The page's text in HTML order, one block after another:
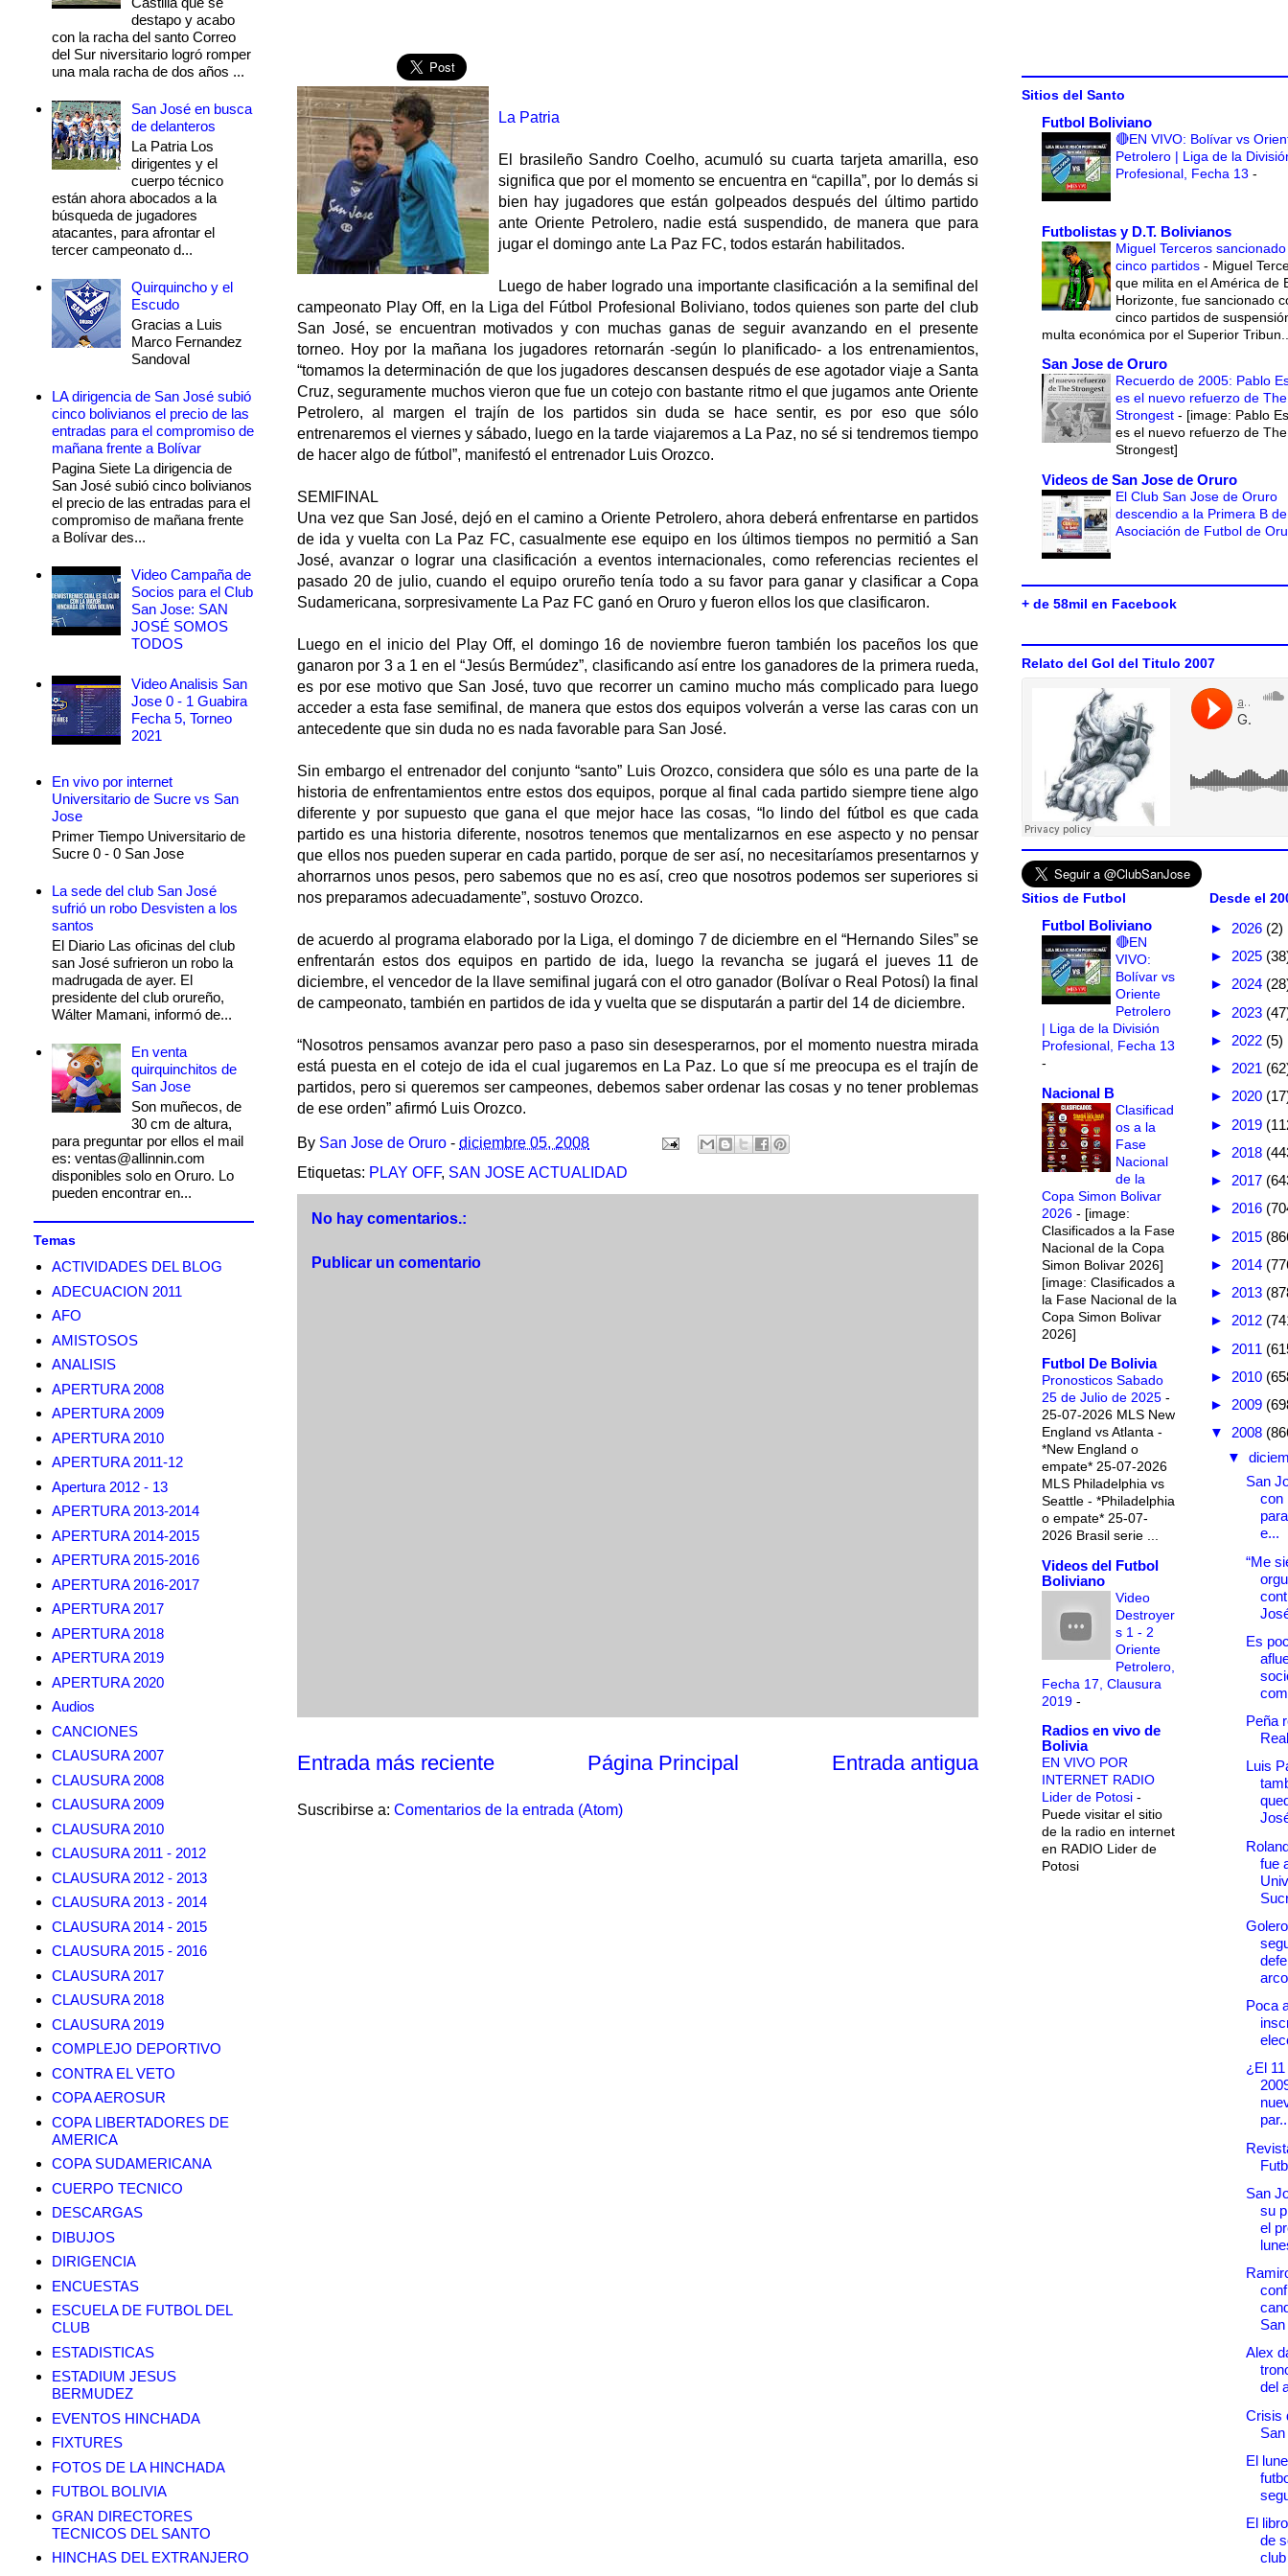
La Patria
El brasileño Sandro Coelho, acumuló su cuarta tarjeta amarilla, eso
significa que por el momento se encuentra en “capilla”, por lo demás si
bien hay jugadores que están golpeados después del último partido
ante Oriente Petrolero, nadie está suspendido, de manera que para
jugar el domingo ante La Paz FC, todos estarán habilitados.
Luego de haber logrado una importante clasificación a la semifinal del
campeonato Play Off, en la Liga del Fútbol Profesional Boliviano, todos quienes son parte del club
San José, se encuentran motivados y con muchas ganas de seguir avanzando en el presente
torneo. Hoy por la mañana los jugadores retornarán -según lo planificado- a los entrenamientos,
“tomamos la determinación de que los jugadores descansen después de ese agotador viaje a Santa
Cruz, seguramente muchos vieron que fue un cotejo con bastante ritmo el que jugamos ante Oriente
Petrolero, al margen el trajín de los partidos sin duda se hace sentir, es por eso que sólo
entrenaremos el viernes y sábado, luego en la tarde viajaremos a La Paz, no sé si tendremos tiempo
de hacer algo de fútbol”, manifestó el entrenador Luis Orozco.
SEMIFINAL
Una vez que San José, dejó en el camino a Oriente Petrolero, ahora deberá enfrentarse en partidos
de ida y vuelta con La Paz FC, casualmente ese equipo en los últimos tiempos no permitió a San
José, avanzar o lograr una clasificación a eventos internacionales, como referencias recientes el
pasado 20 de julio, cuando el equipo orureño tenía todo a su favor para ganar y clasificar a Copa
Sudamericana, sorpresivamente La Paz FC ganó en Oruro y fueron ellos los que clasificaron.
Luego en el inicio del Play Off, el domingo 16 de noviembre fueron también los paceños los que
ganaron por 3 a 1 en el “Jesús Bermúdez”, clasificando así entre los ganadores de la primera rueda,
es por ese motivo que San José, tuvo que recorrer un camino mucho más complicado para luego
acceder a esta fase semifinal, de manera que estos dos equipos volverán a verse las caras con un
antecedente que sin duda no es nada favorable para San José.
Sin embargo el entrenador del conjunto “santo” Luis Orozco, considera que sólo es una parte de la
historia de enfrentamientos entre estos dos equipos, porque al final cada partido siempre tiene algo
diferente y por supuesto que gana el que mejor hace las cosas, “lo lindo del fútbol es que cada
partido es una historia diferente, nosotros tenemos que mentalizarnos en ese aspecto y no pensar
que ellos nos pueden superar en cada partido, porque de ser así, no necesitaríamos presentarnos y
ahorrarnos unos pesos, pero sabemos que no es así, creo que nosotros podemos ser superiores si
nos preparamos adecuadamente”, sostuvo Orozco.
de acuerdo al programa elaborado por la Liga, el domingo 7 de diciembre en el “Hernando Siles” se
enfrentarán estos dos equipos en partido de ida, luego la revancha se jugará el jueves 11 de
diciembre, el vencedor de la llave semifinal jugará con el otro ganador (Bolívar o Real Potosí) la final
de campeonato, también en partidos de ida y vuelta que se disputarán a partir del 14 de diciembre.
“Nosotros pensamos avanzar pero paso a paso sin desesperarnos, por el momento nuestra mirada
está puesta en el cotejo de ida el cual jugaremos en La Paz. Lo que sí me preocupa es el trajín de
partidos, pero si queremos ser campeones, debemos saber ordenar las cosas y no tener problemas
de ese orden” afirmó Luis Orozco.
By San Jose de Oruro - diciembre 05, 2008
Etiquetas: PLAY OFF, SAN JOSE ACTUALIDAD
No hay comentarios.:
Publicar un comentario
Entrada más reciente Entrada antigua
Página Principal
Suscribirse a: Comentarios de la entrada (Atom)
destapo y acabo
con la racha del santo Correo
del Sur niversitario logró romper
una mala racha de dos años ...
San José en busca
de delanteros
La Patria Los
dirigentes y el
cuerpo técnico
están ahora abocados a la
búsqueda de jugadores
atacantes, para afrontar el
tercer campeonato d...
Quirquincho y el
Escudo
Gracias a Luis
Marco Fernandez
Sandoval
LA dirigencia de San José subió
cinco bolivianos el precio de las
entradas para el compromiso de
mañana frente a Bolívar
Pagina Siete La dirigencia de
San José subió cinco bolivianos
el precio de las entradas para el
compromiso de mañana frente
a Bolívar des...
Video Campaña de
Socios para el Club
San Jose: SAN
JOSÉ SOMOS
TODOS
Video Analisis San
Jose 0 - 1 Guabira
Fecha 5, Torneo
2021
En vivo por internet
Universitario de Sucre vs San
Jose
Primer Tiempo Universitario de
Sucre 0 - 0 San Jose
La sede del club San José
sufrió un robo Desvisten a los
santos
El Diario Las oficinas del club
san José sufrieron un robo la
madrugada de ayer. El
presidente del club orureño,
Wálter Mamani, informó de...
En venta
quirquinchitos de
San Jose
Son muñecos, de
30 cm de altura,
para preguntar por ellos el mail
es: ventas@allinnin.com
disponibles solo en Oruro. Lo
pueden encontrar en...
Temas
ACTIVIDADES DEL BLOG
ADECUACION 2011
AFO
AMISTOSOS
ANALISIS
APERTURA 2008
APERTURA 2009
APERTURA 2010
APERTURA 2011-12
Apertura 2012 - 13
APERTURA 2013-2014
APERTURA 2014-2015
APERTURA 2015-2016
APERTURA 2016-2017
APERTURA 2017
APERTURA 2018
APERTURA 2019
APERTURA 2020
Audios
CANCIONES
CLAUSURA 2007
CLAUSURA 2008
CLAUSURA 2009
CLAUSURA 2010
CLAUSURA 2011 - 2012
CLAUSURA 2012 - 2013
CLAUSURA 2013 - 2014
CLAUSURA 2014 - 2015
CLAUSURA 2015 - 2016
CLAUSURA 2017
CLAUSURA 2018
CLAUSURA 2019
COMPLEJO DEPORTIVO
CONTRA EL VETO
COPA AEROSUR
COPA LIBERTADORES DE
AMERICA
COPA SUDAMERICANA
CUERPO TECNICO
DESCARGAS
DIBUJOS
DIRIGENCIA
ENCUESTAS
ESCUELA DE FUTBOL DEL
CLUB
ESTADISTICAS
ESTADIUM JESUS
BERMUDEZ
EVENTOS HINCHADA
FIXTURES
FOTOS DE LA HINCHADA
FUTBOL BOLIVIA
GRAN DIRECTORES
TECNICOS DEL SANTO
HINCHAS DEL EXTRANJERO
Sitios del Santo
Futbol Boliviano
🔴EN VIVO: Bolívar vs
Petrolero | Liga de la
Profesional, Fecha 13 -
Futbolistas y D.T. Bolivianos
Miguel Terceros
cinco partidos - Miguel
que milita en el América de
Horizonte, fue sancionado
cinco partidos de
multa económica por el Superior
San Jose de Oruro
Recuerdo de 2005: Pablo
es el nuevo refuerzo de The
Strongest - [image: Pablo
es el nuevo refuerzo de The
Strongest]
Videos de San Jose de Oruro
El Club San Jose de Oruro
descendio a la Primera B
Asociación de Futbol de
+ de 58mil en Facebook
Relato del Gol del Titulo 2007
Sitios de Futbol
Futbol Boliviano
🔴EN
VIVO:
Bolívar vs
Oriente
Petrolero
| Liga de la División
Profesional, Fecha 13
-
Nacional B
Clasificad
os a la
Fase
Nacional
de la
Copa Simon Bolivar
2026 - [image:
Clasificados a la Fase
Nacional de la Copa
Simon Bolivar 2026]
[image: Clasificados a
la Fase Nacional de la
Copa Simon Bolivar
2026]
Futbol De Bolivia
Pronosticos Sabado
25 de Julio de 2025 -
25-07-2026 MLS New
England vs Atlanta -
*New England o
empate* 25-07-2026
MLS Philadelphia vs
Seattle - *Philadelphia
o empate* 25-07-
2026 Brasil serie ...
Videos del Futbol
Boliviano
Video
Destroyer
s 1 - 2
Oriente
Petrolero,
Fecha 17, Clausura
2019 -
Radios en vivo de
Bolivia
EN VIVO POR
INTERNET RADIO
Lider de Potosi -
Puede visitar el sitio
de la radio en internet
en RADIO Lider de
Potosi
Desde el
► 2026 (2)
► 2025
► 2024
► 2023
► 2022 (5)
► 2021
► 2020
► 2019
► 2018
► 2017
► 2016
► 2015
► 2014
► 2013
► 2012
► 2011
► 2010
► 2009
▼ 2008
▼
San
con
e...
“Me
Es
Peña
Luis
fue
Poca
¿El
San
su
el
Alex
del
Crisis
El
El
de